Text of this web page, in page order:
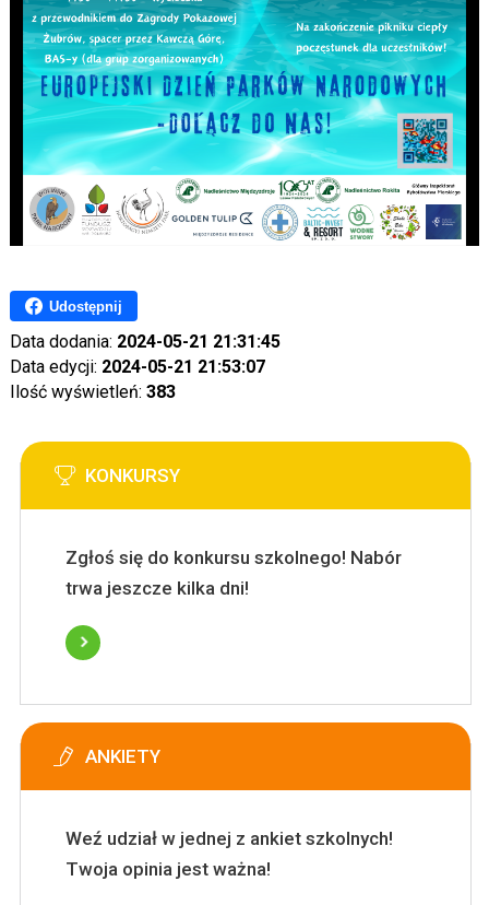
Udostępnij
Data dodania: 2024-05-21 21:31:45
Data edycji: 2024-05-21 21:53:07
Ilość wyświetleń: 383
KONKURSY
Zgłoś się do konkursu szkolnego! Nabór
trwa jeszcze kilka dni!
ANKIETY
Weź udział w jednej z ankiet szkolnych!
Twoja opinia jest ważna!